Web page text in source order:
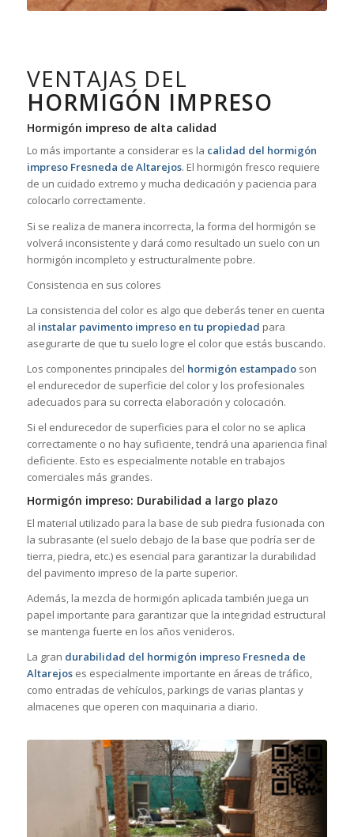
VENTAJAS DEL
HORMIGÓN IMPRESO
Hormigón impreso de alta calidad
Lo más importante a considerar es la calidad del hormigón
impreso Fresneda de Altarejos. El hormigón fresco requiere
de un cuidado extremo y mucha dedicación y paciencia para
colocarlo correctamente.
Si se realiza de manera incorrecta, la forma del hormigón se
volverá inconsistente y dará como resultado un suelo con un
hormigón incompleto y estructuralmente pobre.
Consistencia en sus colores
La consistencia del color es algo que deberás tener en cuenta
al instalar pavimento impreso en tu propiedad para
asegurarte de que tu suelo logre el color que estás buscando.
Los componentes principales del hormigón estampadoson
el endurecedor de superficie del color y los profesionales
adecuados para su correcta elaboración y colocación.
Si el endurecedor de superficies para el color no se aplica
correctamente o no hay suficiente, tendrá una apariencia final
deficiente. Esto es especialmente notable en trabajos
comerciales más grandes.
Hormigón impreso: Durabilidad a largo plazo
El material utilizado para la base de sub piedra fusionada con
la subrasante (el suelo debajo de la base que podría ser de
tierra, piedra, etc.) es esencial para garantizar la durabilidad
del pavimento impreso de la parte superior.
Además, la mezcla de hormigón aplicada también juega un
papel importante para garantizar que la integridad estructural
se mantenga fuerte en los años venideros.
La gran durabilidad del hormigón impreso Fresneda de
Altarejoses especialmente importante en áreas de tráfico,
como entradas de vehículos, parkings de varias plantas y
almacenes que operen con maquinaria a diario.